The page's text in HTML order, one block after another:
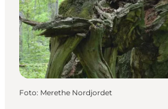
Foto: Merethe Nordjordet